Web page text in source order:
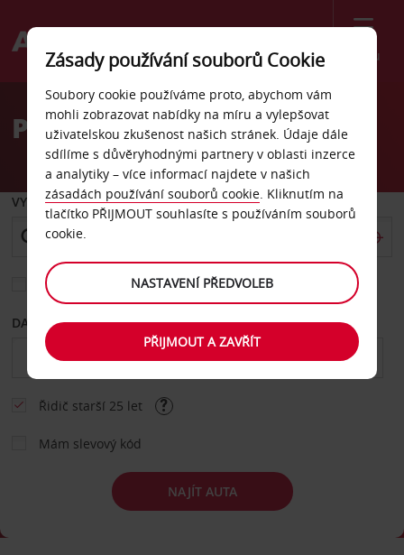
Menu
Welcome
AvisPronájem auta Michigan
VYZVEDNOUT Z
Vyberte si jiné místo vrácení
DATUM OD DATUM DO
Řidič starší 25 let
Mám slevový kód
NAJÍT AUTA
Zásady používání souborů Cookie
Soubory cookie používáme proto, abychom vám
mohli zobrazovat nabídky na míru a vylepšovat
uživatelskou zkušenost našich stránek. Údaje dále
sdílíme s důvěryhodnými partnery v oblasti inzerce
a analytiky – více informací najdete v našich
zásadách používání souborů cookie. Kliknutím na
tlačítko PŘIJMOUT souhlasíte s používáním souborů
cookie.
NASTAVENÍ PŘEDVOLEB
PŘIJMOUT A ZAVŘÍT